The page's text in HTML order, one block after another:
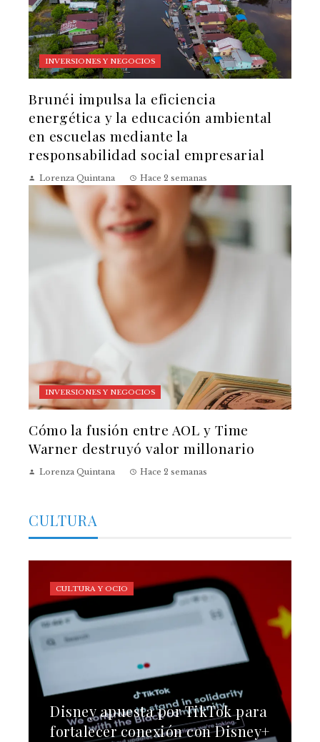
INVERSIONES Y NEGOCIOS
Brunéi impulsa la eficiencia
energética y la educación ambiental
en escuelas mediante la
responsabilidad social empresarial
Lorenza Quintana Hace 2 semanas
INVERSIONES Y NEGOCIOS
Cómo la fusión entre AOL y Time
Warner destruyó valor millonario
Lorenza Quintana Hace 2 semanas
CULTURA
Disney apuesta por TikTok para
fortalecer conexión con Disney+
CULTURA Y OCIO